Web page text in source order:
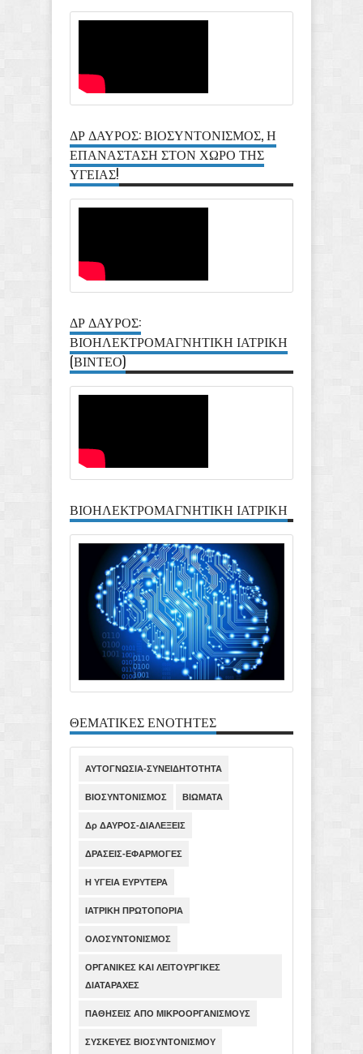
ΔΡ ΔΑΥΡΟΣ: ΒΙΟΣΥΝΤΟΝΙΣΜΟΣ, Η
ΕΠΑΝΑΣΤΑΣΗ ΣΤΟΝ ΧΩΡΟ ΤΗΣ
ΥΓΕΙΑΣ!
ΔΡ ΔΑΥΡΟΣ:
ΒΙΟΗΛΕΚΤΡΟΜΑΓΝΗΤΙΚΗ ΙΑΤΡΙΚΗ
(ΒΙΝΤΕΟ)
ΒΙΟΗΛΕΚΤΡΟΜΑΓΝΗΤΙΚΗ ΙΑΤΡΙΚΗ
ΘΕΜΑΤΙΚΕΣ ΕΝΟΤΗΤΕΣ
ΑΥΤΟΓΝΩΣΙΑ-ΣΥΝΕΙΔΗΤΟΤΗΤΑ
ΒΙΟΣΥΝΤΟΝΙΣΜΟΣ ΒΙΩΜΑΤΑ
Δρ ΔΑΥΡΟΣ-ΔΙΑΛΕΞΕΙΣ
ΔΡΑΣΕΙΣ-ΕΦΑΡΜΟΓΕΣ
Η ΥΓΕΙΑ ΕΥΡΥΤΕΡΑ
ΙΑΤΡΙΚΗ ΠΡΩΤΟΠΟΡΙΑ
ΟΛΟΣΥΝΤΟΝΙΣΜΟΣ
ΟΡΓΑΝΙΚΕΣ ΚΑΙ ΛΕΙΤΟΥΡΓΙΚΕΣ
ΔΙΑΤΑΡΑΧΕΣ
ΠΑΘΗΣΕΙΣ ΑΠΟ ΜΙΚΡΟΟΡΓΑΝΙΣΜΟΥΣ
ΣΥΣΚΕΥΕΣ ΒΙΟΣΥΝΤΟΝΙΣΜΟΥ